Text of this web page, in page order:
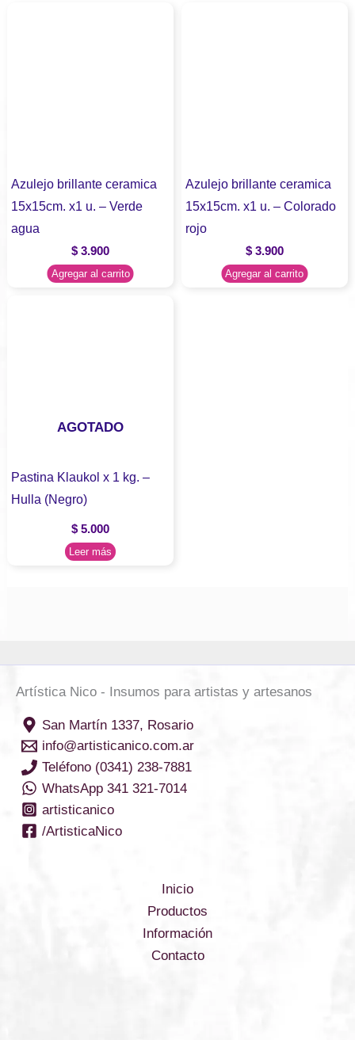
Azulejo brillante ceramica
15x15cm. x1 u. – Verde
agua
$ 3.900
Agregar al carrito
Azulejo brillante ceramica
15x15cm. x1 u. – Colorado
rojo
$3.900
Agregar al carrito
AGOTADO
Pastina Klaukol x 1 kg. –
Hulla (Negro)
$ 5.000
Leer más
Artística Nico - Insumos para artistas y artesanos
San Martín 1337, Rosario
info@artisticanico.com.ar
Teléfono (0341) 238-7881
WhatsApp 341 321-7014
artisticanico
/ArtisticaNico
Inicio
Productos
Información
Contacto